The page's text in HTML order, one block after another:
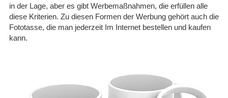
in der Lage, aber es gibt Werbemaßnahmen, die erfüllen alle
diese Kriterien. Zu diesen Formen der Werbung gehört auch die
Fototasse, die man jederzeit Im Internet bestellen und kaufen
kann.